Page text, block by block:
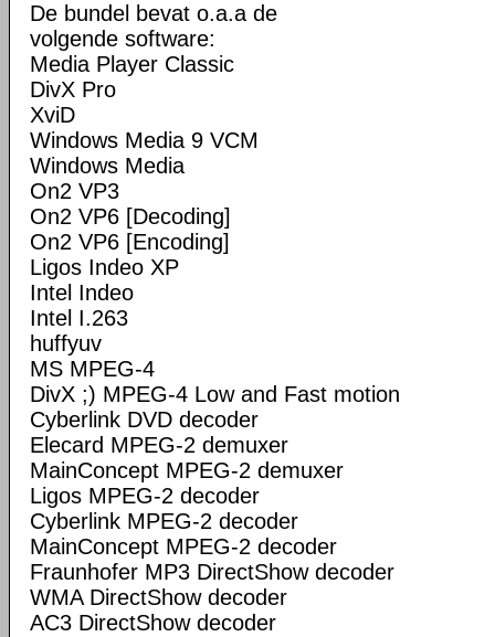
De bundel bevat o.a.a de
volgende software:
Media Player Classic
DivX Pro
XviD
Windows Media 9 VCM
Windows Media
On2 VP3
On2 VP6 [Decoding]
On2 VP6 [Encoding]
Ligos Indeo XP
Intel Indeo
Intel I.263
huffyuv
MS MPEG-4
DivX ;) MPEG-4 Low and Fast motion
Cyberlink DVD decoder
Elecard MPEG-2 demuxer
MainConcept MPEG-2 demuxer
Ligos MPEG-2 decoder
Cyberlink MPEG-2 decoder
MainConcept MPEG-2 decoder
Fraunhofer MP3 DirectShow decoder
WMA DirectShow decoder
AC3 DirectShow decoder